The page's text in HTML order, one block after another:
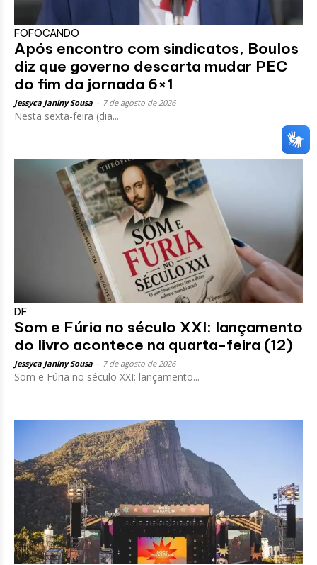
FOFOCANDO
Após encontro com sindicatos, Boulos
diz que governo descarta mudar PEC
do fim da jornada 6×1
Jessyca Janiny Sousa 7 de agosto de 2026
Nesta sexta-feira (dia...
DF
Som e Fúria no século XXI: lançamento
do livro acontece na quarta-feira (12)
Jessyca Janiny Sousa 7 de agosto de 2026
Som e Fúria no século XXI: lançamento...